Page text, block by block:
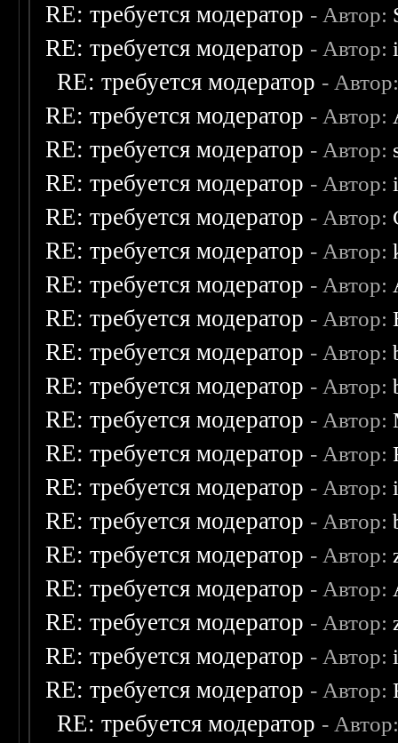
RE: требуется модератор - Автор:
RE: требуется модератор - Автор:
RE: требуется модератор -
RE: требуется модератор - Автор:
RE: требуется модератор - Автор:
RE: требуется модератор - Автор:
RE: требуется модератор - Автор:
RE: требуется модератор - Автор:
RE: требуется модератор - Автор:
RE: требуется модератор - Автор:
RE: требуется модератор - Автор:
RE: требуется модератор - Автор:
RE: требуется модератор - Автор:
RE: требуется модератор - Автор:
RE: требуется модератор - Автор:
RE: требуется модератор - Автор:
RE: требуется модератор - Автор:
RE: требуется модератор - Автор:
RE: требуется модератор - Автор:
RE: требуется модератор - Автор:
RE: требуется модератор - Автор:
RE: требуется модератор -